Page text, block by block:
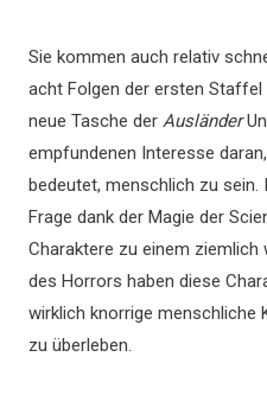
Sie kommen auch relativ
acht Folgen der ersten Staffel
neue Tasche der Ausländer
empfundenen Interesse
bedeutet, menschlich zu sein.
Frage dank der Magie der
Charaktere zu einem ziemlich
des Horrors haben diese
wirklich knorrige menschliche
zu überleben.